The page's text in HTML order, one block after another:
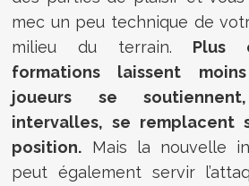
mec un peu technique de
milieu du terrain. Plus
formations laissent
joueurs se
intervalles, se remplacent
position. Mais la nouvelle
peut également servir